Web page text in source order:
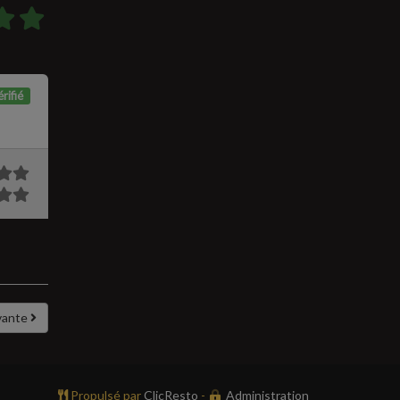
Propulsé par ClicResto - Administration